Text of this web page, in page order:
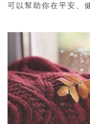
可以幫助你在平安、